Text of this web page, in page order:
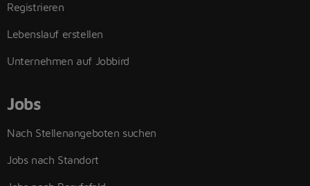
Registrieren
Lebenslauf erstellen
Unternehmen auf Jobbird
Jobs
Nach Stellenangeboten suchen
Jobs nach Standort